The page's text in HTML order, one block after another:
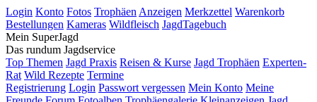
Login Konto Fotos Trophäen Anzeigen Merkzettel Warenkorb
Bestellungen Kameras Wildfleisch JagdTagebuch
Mein SuperJagd
Das rundum Jagdservice
Top Themen Jagd Praxis Reisen & Kurse Jagd Trophäen Experten-
Rat Wild Rezepte Termine
Registrierung Login Passwort vergessen Mein Konto Meine